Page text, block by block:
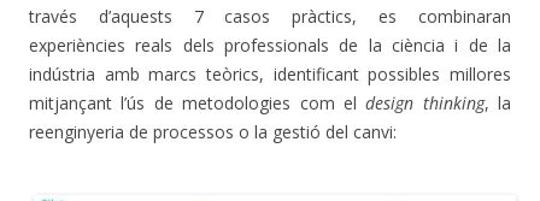
través d’aquests 7 casos pràctics, es combinaran
experiències reals dels professionals de la ciència i de la
indústria amb marcs teòrics, identificant possibles millores
mitjançant l’ús de metodologies com eldesign thinking, la
reenginyeria de processos o la gestió del canvi: